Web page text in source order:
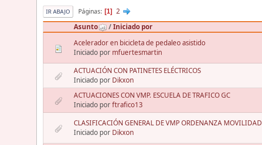
IR ABAJO Páginas 1
2
Asunto
/Iniciado por
Acelerador en bicicleta de pedaleo asistido
Iniciado por mfuertesmartin
ACTUACIÓN CON PATINETES ELÉCTRICOS
Iniciado por Dikxon
ACTUACIONES CON VMP. ESCUELA DE TRAFICO GC
Iniciado porftrafico13
CLASIFICACIÓN GENERAL DE VMP ORDENANZA MOVILIDAD
Iniciado por Dikxon